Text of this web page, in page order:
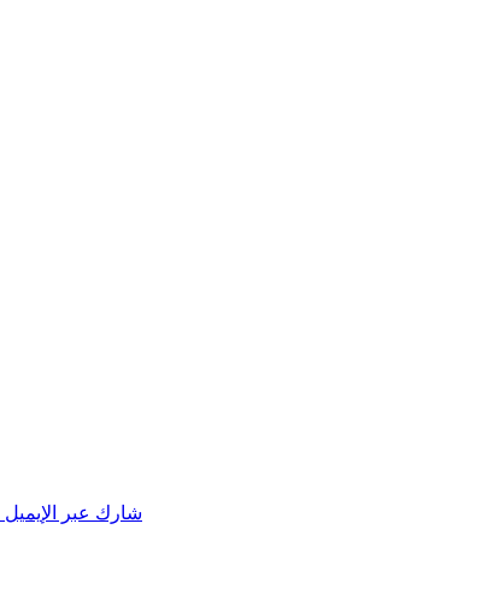
شارك عبر الإيميل